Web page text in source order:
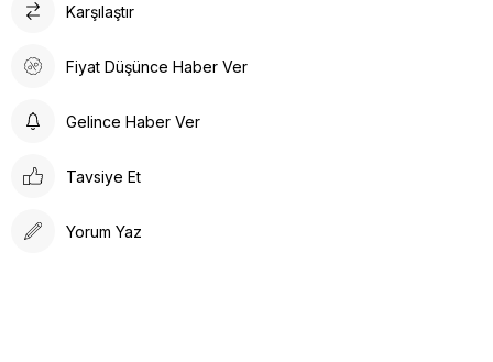
Karşılaştır
Fiyat Düşünce Haber Ver
Gelince Haber Ver
Tavsiye Et
Yorum Yaz